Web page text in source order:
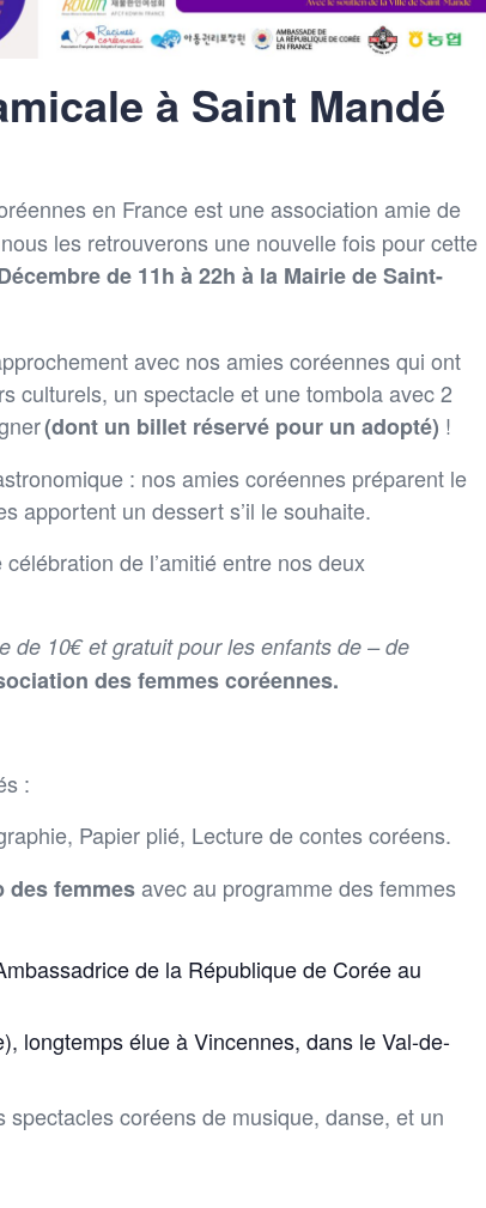
à Saint Mandé
en France est une association amie de
les retrouverons une nouvelle fois pour cette
de 11h à 22h à la Mairie de Saint-
avec nos amies coréennes qui ont
culturels, un spectacle et une tombola avec 2
(dont un billet réservé pour un adopté) !
: nos amies coréennes préparent le
apportent un dessert s’il le souhaite.
de l’amitié entre nos deux
de 10€ et gratuit pour les enfants de – de
des femmes coréennes.
:
Papier plié, Lecture de contes coréens.
des femmesavec au programme des femmes
de la République de Corée au
longtemps élue à Vincennes, dans le Val-de-
spectacles coréens de musique, danse, et un